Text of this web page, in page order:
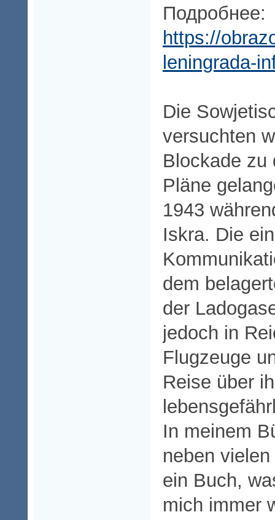
Подробнее:
https://
leningrada-
Die
versuchten
Blockade zu
Pläne
1943
Iskra. Die
dem
der
jedoch in
Flugzeuge
Reise über
In meinem
neben
ein Buch,
mich immer